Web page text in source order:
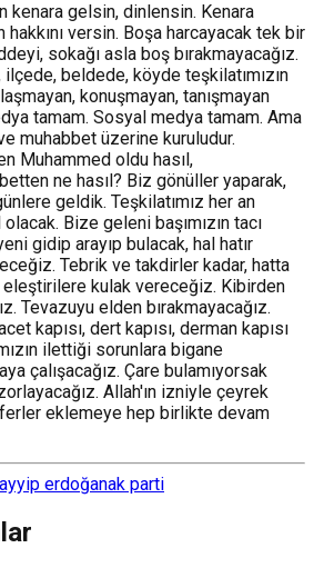
kenara gelsin, dinlensin. Kenara
versin. Boşa harcayacak tek bir
sokağı asla boş bırakmayacağız.
beldede, köyde teşkilatımızın
konuşmayan, tanışmayan
tamam. Sosyal medya tamam. Ama
muhabbet üzerine kuruludur.
Muhammed oldu hasıl,
ne hasıl? Biz gönüller yaparak,
geldik. Teşkilatımız her an
Bize geleni başımızın tacı
gidip arayıp bulacak, hal hatır
Tebrik ve takdirler kadar, hatta
kulak vereceğiz. Kibirden
Tevazuyu elden bırakmayacağız.
kapısı, dert kapısı, derman kapısı
ilettiği sorunlara bigane
çalışacağız. Çare bulamıyorsak
Allah'ın izniyle çeyrek
eklemeye hep birlikte devam
erdoğanak parti